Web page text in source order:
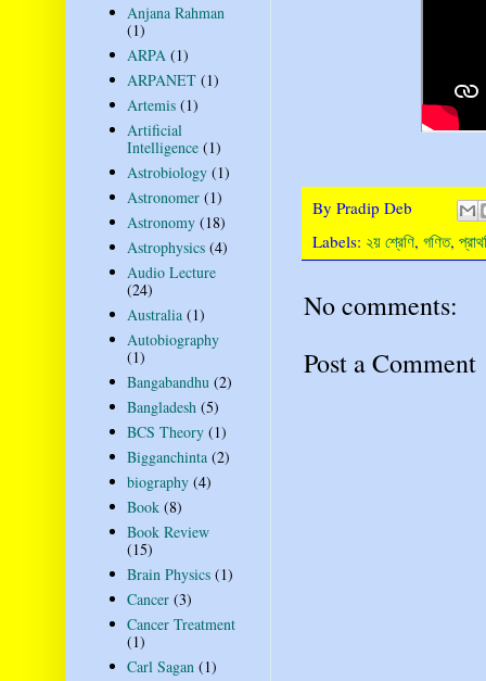
By Pradip Deb
Labels: ২য় শ্রেণি, গণিত,
No comments:
Post a Comment
Anjana Rahman
(1)
ARPA (1)
ARPANET (1)
Artemis (1)
Artificial
Intelligence (1)
Astrobiology (1)
Astronomer (1)
Astronomy (18)
Astrophysics (4)
Audio Lecture
(24)
Australia (1)
Autobiography
(1)
Bangabandhu (2)
Bangladesh (5)
BCS Theory (1)
Bigganchinta (2)
biography (4)
Book (8)
Book Review
(15)
Brain Physics (1)
Cancer (3)
Cancer Treatment
(1)
Carl Sagan (1)